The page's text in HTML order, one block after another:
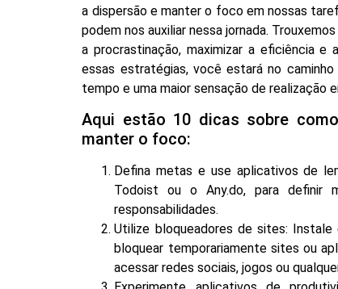
a dispersão e manter o foco em nossas
podem nos auxiliar nessa jornada.
a procrastinação, maximizar a eficiência
essas estratégias, você estará no
tempo e uma maior sensação de realização
Aqui estão 10 dicas sobre
manter o foco:
Defina metas e use aplicativos de
Todoist ou o Any.do, para definir
responsabilidades.
Utilize bloqueadores de sites:
bloquear temporariamente sites ou
acessar redes sociais, jogos ou